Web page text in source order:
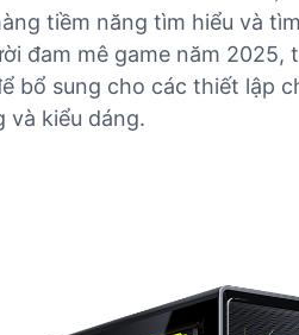
tiềm năng tìm hiểu và
đam mê game năm
bổ sung cho các thiết lập
và kiểu dáng.